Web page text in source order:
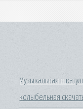
Музыкальная
колыбельная